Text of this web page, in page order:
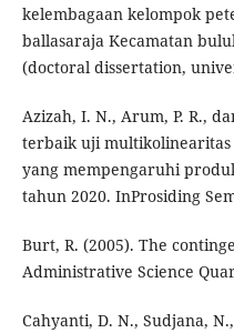
kelembagaan kelompok
ballasaraja Kecamatan
(doctoral dissertation,
Azizah, I. N., Arum, P. R.,
terbaik uji
yang mempengaruhi
tahun 2020. InProsiding
Burt, R. (2005). The
Administrative Science
Cahyanti, D. N., Sudjana,